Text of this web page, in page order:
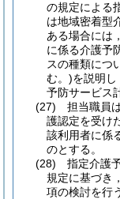
の規定による
は地域密着型
ある場合には
に係る介護予
スの種類につ
む。)を説明
予防サービス
(27)
担当職員
護認定を受け
該利用者に係
のとする。
(28)
指定介護
規定に基づき
項の検討を行